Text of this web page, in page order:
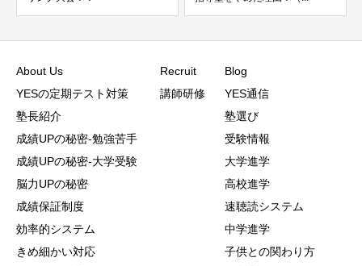
About Us
YESの定期テスト対策
塾長紹介
成績UPの秘密-勉強苦手
成績UPの秘密-大学受験
脳力UPの秘密
成績保証制度
効率的システム
きめ細かい対応
Recruit
講師研修
Blog
YES通信
塾選び
受験情報
大学進学
高校進学
速聴読システム
中学進学
子供との関わり方